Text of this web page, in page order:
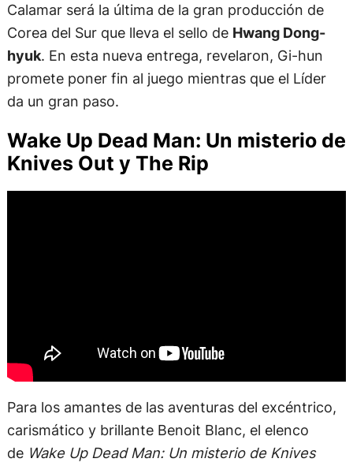
Calamar será la última de la gran producción de
Corea del Sur que lleva el sello de Hwang Dong-
hyuk. En esta nueva entrega, revelaron, Gi-hun
promete poner fin al juego mientras que el Líder
da un gran paso.
Wake Up Dead Man: Un misterio de
Knives Out y The Rip
Para los amantes de las aventuras del excéntrico,
carismático y brillante Benoit Blanc, el elenco
de Wake Up Dead Man: Un misterio de Knives